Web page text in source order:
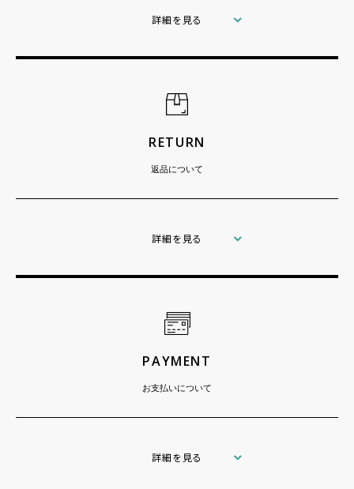
詳細を見る
RETURN
返品について
詳細を見る
PAYMENT
お支払いについて
詳細を見る